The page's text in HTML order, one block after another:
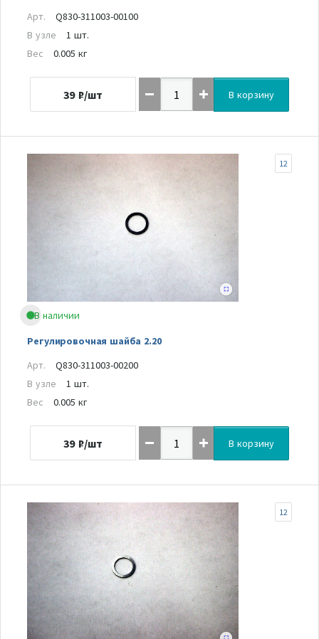
Арт.
Q830-311003-00100
В узле
1 шт.
Вес
0.005 кг
39 ₽/шт В корзину
В наличии
Регулировочная шайба 2.20
12
Арт.
Q830-311003-00200
В узле
1 шт.
Вес
0.005 кг
39 ₽/шт В корзину
12